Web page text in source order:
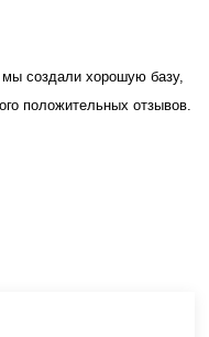
создали хорошую базу,
положительных отзывов.